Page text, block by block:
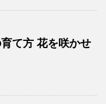
て方 花を咲かせ